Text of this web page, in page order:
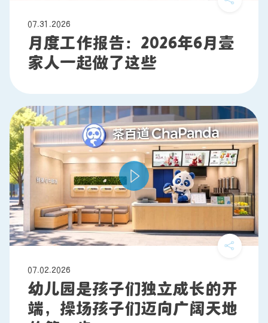
07.31.2026
月度工作报告：2026年6月壹
家人一起做了这些
07.02.2026
幼儿园是孩子们独立成长的开
端，操场孩子们迈向广阔天地